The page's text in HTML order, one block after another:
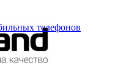
телефонов